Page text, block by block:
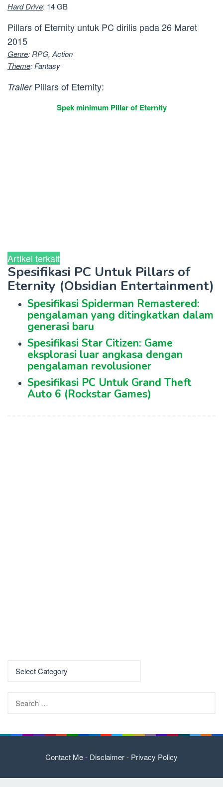
HardDrive: 14 GB
Pillars of Eternity untuk PC dirilis pada 26 Maret
2015
Genre: RPG, Action
Theme: Fantasy
Trailer Pillars of Eternity:
Spek minimum Pillar of Eternity
Artikel terkait
Spesifikasi PC Untuk Pillars of
Eternity (Obsidian Entertainment)
Spesifikasi Spiderman Remastered:
pengalaman yang ditingkatkan dalam
generasi baru
Spesifikasi Star Citizen: Game
eksplorasi luar angkasa dengan
pengalaman revolusioner
Spesifikasi PC Untuk Grand Theft
Auto 6 (Rockstar Games)
for:
Contact Me- Disclaimer- Privacy Policy